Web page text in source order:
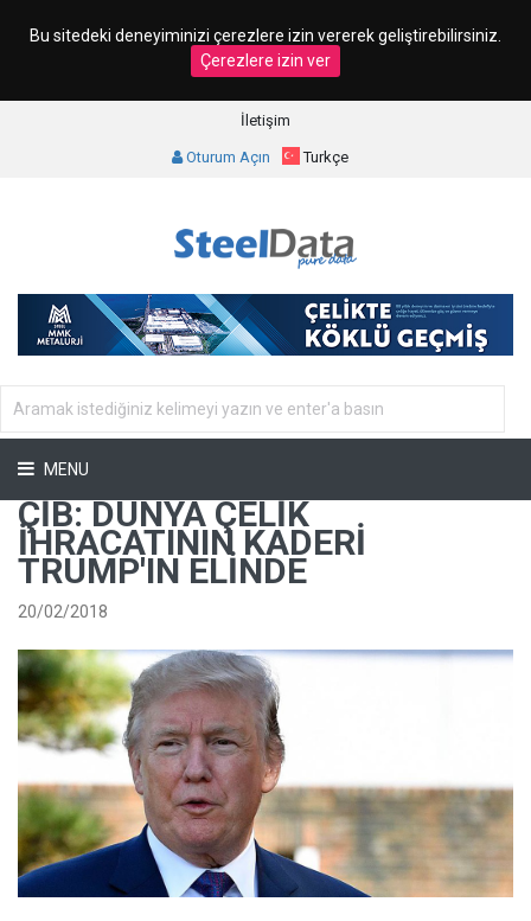
Bu sitedeki deneyiminizi çerezlere izin vererek geliştirebilirsiniz.
Çerezlere izin ver
İletişim
Oturum Açın Turkçe
MENU
ÇİB: DÜNYA ÇELIK
İHRACATININ KADERI
TRUMP'IN ELINDE
20/02/2018